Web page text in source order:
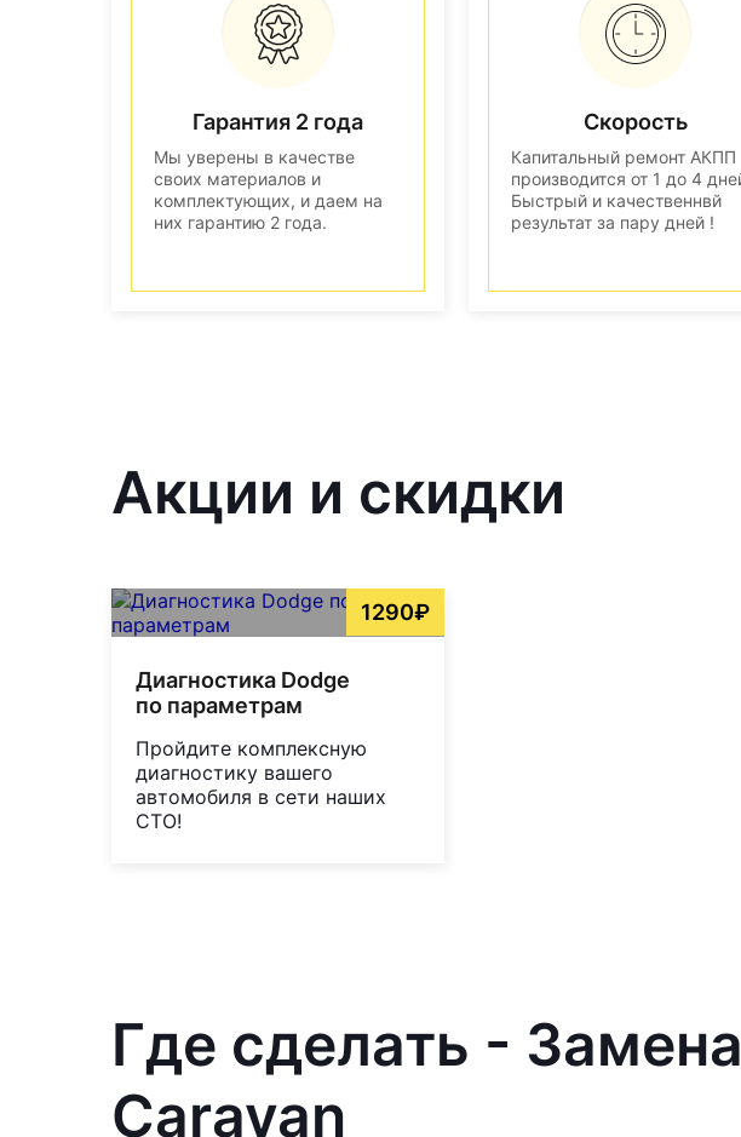
Гарантия 2 года
Мы уверены в качестве
своих материалов и
комплектующих, и даем на
них гарантию 2 года.
Скорость
Капитальный ремонт АКПП
производится от 1 до 4
Быстрый и качественнвй
результат за пару дней !
Акции и скидки
1290₽
Диагностика Dodge
по параметрам
Пройдите комплексную
диагностику вашего
автомобиля в сети наших
СТО!
Где сделать -
Caravan